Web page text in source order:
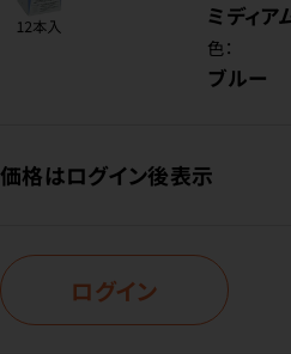
ミディア
色：
ブルー
価格はログイン後表示
ログイン